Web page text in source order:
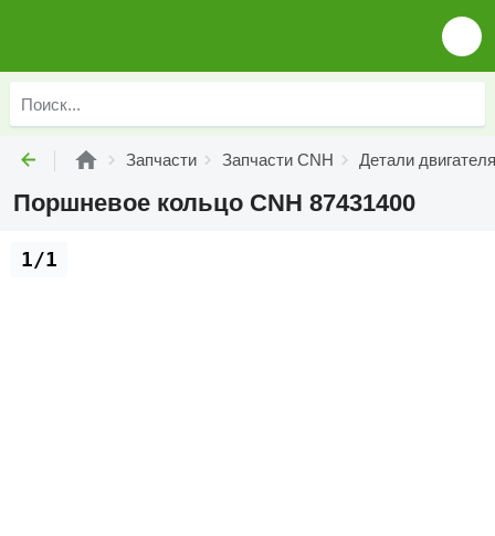
Запчасти Запчасти CNH Детали
Поршневое кольцо CNH 87431400
1/1